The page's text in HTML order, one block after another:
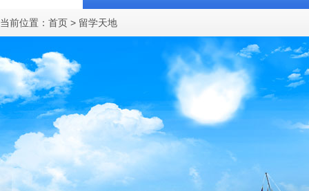
当前位置： 首页 > 留学天地